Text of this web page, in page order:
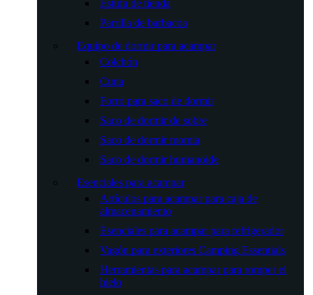
Estufa de tienda
Parrilla de barbacoa
Equipo de dormir para acampar
Colchón
Cuna
Forro para saco de dormir
Saco de dormir de sobre
Saco de dormir momia
Saco de dormir humanoide
Esenciales para acampar
Artículos para acampar para caja de
almacenamiento
Esenciales para acampar para refrigerador
Vagón para exteriores Camping Essentials
Herramientas para acampar para romper el
hielo